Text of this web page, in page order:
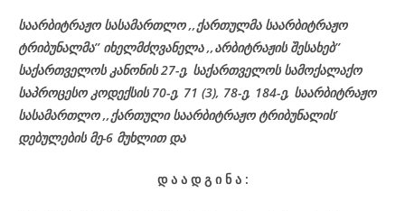
საარბიტრაჟო სასამართლო ,,ქართულმა საარბიტრაჟო
ტრიბუნალმა’’ იხელმძღვანელა,,არბიტრაჟის შესახებ’’
საქართველოს კანონის 27-ე, საქართველოს სამოქალაქო
საპროცესო კოდექსის 70-ე, 71 (3), 78-ე, 184-ე, საარბიტრაჟო
სასამართლო ,,ქართული საარბიტრაჟო ტრიბუნალის’
დებულების მე-6 მუხლით და
დ ა ა დ გ ი ნ ა :